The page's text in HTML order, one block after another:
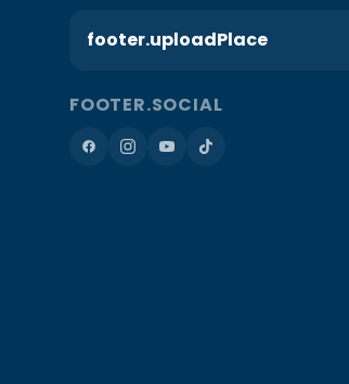
footer.uploadPlace
FOOTER.SOCIAL